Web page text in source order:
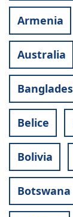
Armenia
Australia
Belice
Bolivia
Botswana